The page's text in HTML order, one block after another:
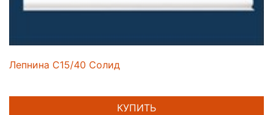
Лепнина C15/40 Солид
КУПИТЬ